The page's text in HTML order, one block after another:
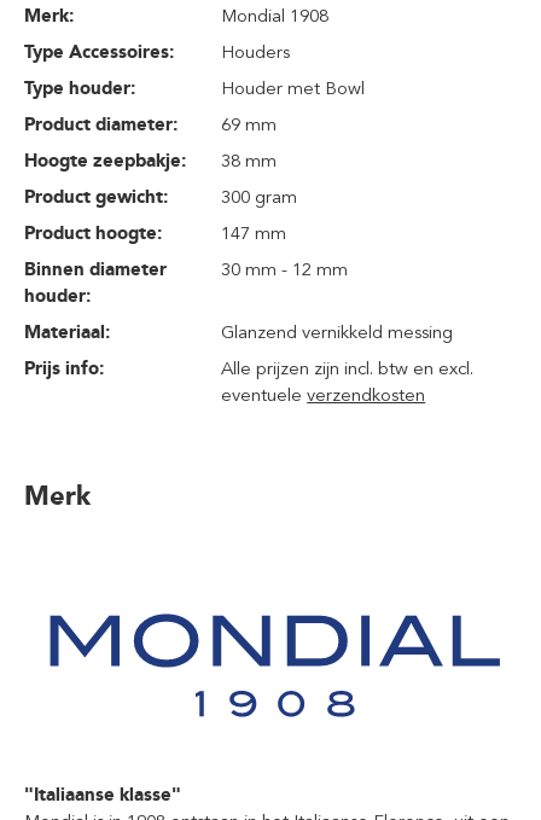
Merk:
Mondial 1908
Type Accessoires:
Houders
Type houder:
Houder met Bowl
Product diameter:
69 mm
Hoogte zeepbakje:
38 mm
Product gewicht:
300 gram
Product hoogte:
147 mm
Binnen diameter
houder:
30 mm - 12 mm
Materiaal:
Glanzend vernikkeld messing
Prijs info:
Alle prijzen zijn incl. btw en excl.
eventueleverzendkosten
Merk
"Italiaanse klasse"